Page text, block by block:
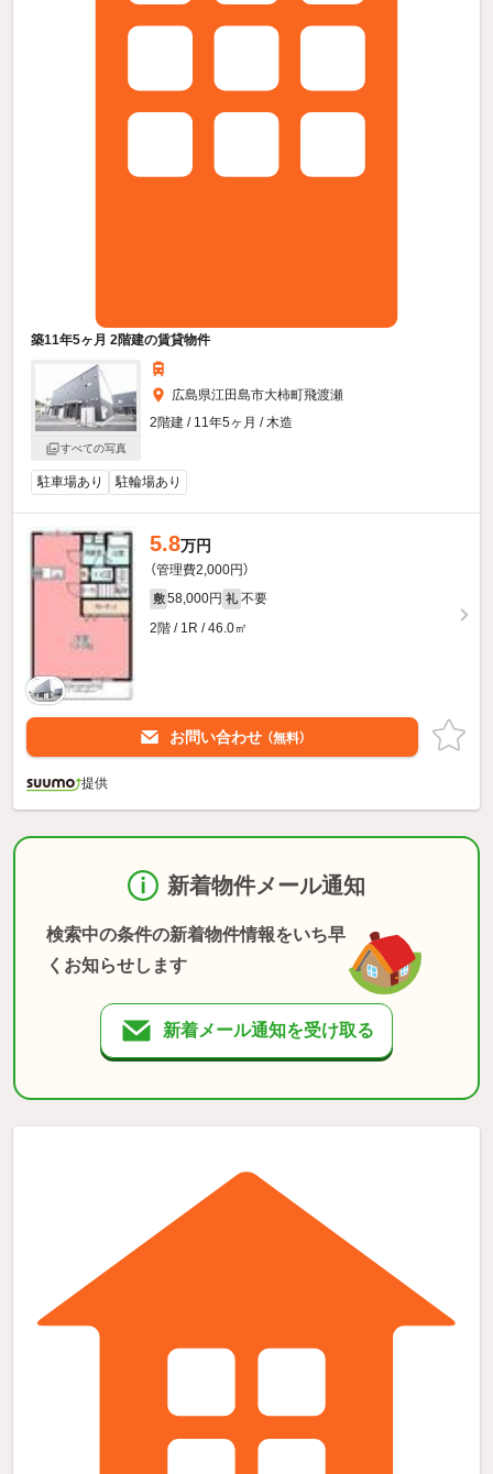
築11年5ヶ月 2階建の賃貸物件
すべての写真
広島県江田島市大柿町飛渡瀬
2階建 / 11年5ヶ月 / 木造
駐車場あり 駐輪場あり
5.8万円
（管理費2,000円）
敷 58,000円 礼 不要
2階 / 1R / 46.0㎡
お問い合わせ （無料）
提供
新着物件メール通知
検索中の条件の新着物件情報をいち早
くお知らせします
新着メール通知を受け取る